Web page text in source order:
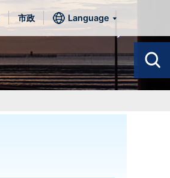
市政 Language